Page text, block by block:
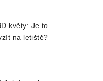
květy: Je to
na letiště?